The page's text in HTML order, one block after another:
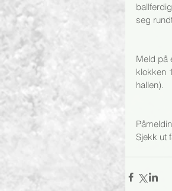
seg
Meld på
klokken
hallen).
Sjekk ut